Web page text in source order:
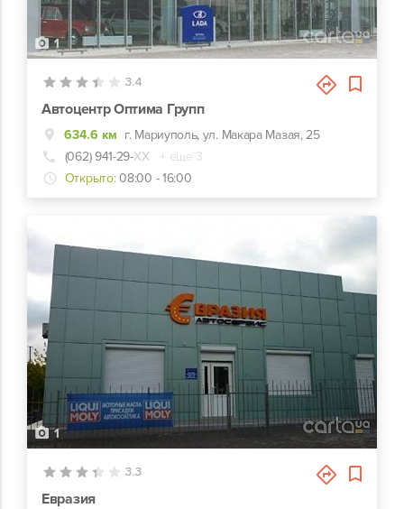
1
3.4
Автоцентр Оптима Групп
634.6 км г. Мариуполь, ул. Макара Мазая, 25
(062) 941-29-ХХ
+ еще 3
Открыто: 08:00 - 16:00
1
3.3
Евразия